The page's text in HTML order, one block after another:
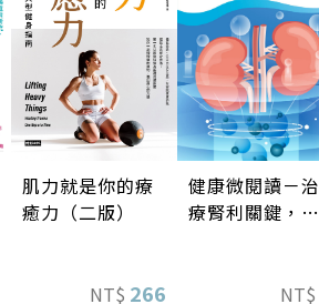
肌力就是你的療
癒力（二版）
NT$ 266
健康微閱讀－治
療腎利關鍵，血
NT$